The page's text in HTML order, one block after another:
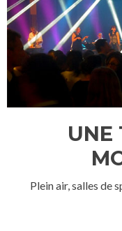
UNE
Plein air, salles de